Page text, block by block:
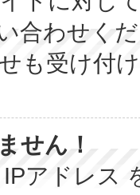
合わせく
も受け付
せん！
アドレス